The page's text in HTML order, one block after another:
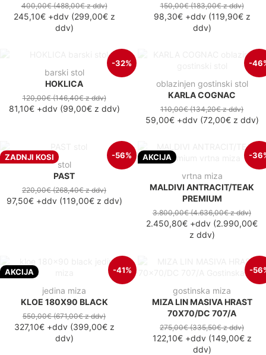
400,00€(488,00€z ddv)
245,10€+ddv(299,00€z
ddv)
150,00€(183,00€z ddv)
98,30€+ddv(119,90€z
ddv)
-32%
barski stol
HOKLICA
120,00€(146,40€z ddv)
81,10€+ddv(99,00€z ddv)
-
oblazinjen gostinski stol
KARLA COGNAC
110,00€(134,20€z ddv)
59,00€+ddv(72,00€z ddv)
ZADNJI KOSI -56%
stol
PAST
220,00€(268,40€z ddv)
97,50€+ddv(119,00€z ddv)
AKCIJA -
vrtna miza
MALDIVI ANTRACIT/TEAK
PREMIUM
3.800,00€(4.636,00€z ddv)
2.450,80€ +ddv (2.990,00€
z ddv)
AKCIJA -41%
jedina miza
KLOE 180X90 BLACK
550,00€(671,00€z ddv)
327,10€+ddv(399,00€z
ddv)
-
gostinska miza
MIZA LIN MASIVA HRAST
70X70/DC 707/A
275,00€(335,50€z ddv)
122,10€+ddv(149,00€z
ddv)